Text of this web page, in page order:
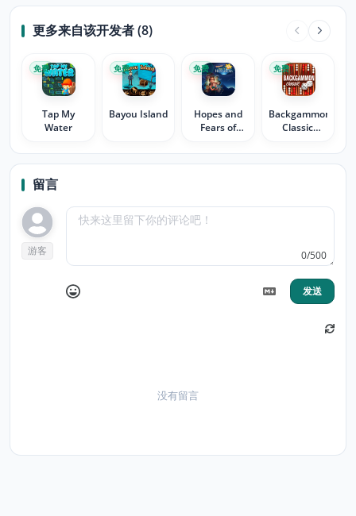
更多来自该开发者 (8)
Tap My
Water
免费
Bayou Island
免费
Hopes and
Fears of
免费
Backgammon
Classic
免费
留言
游客 0/500
发送
没有留言